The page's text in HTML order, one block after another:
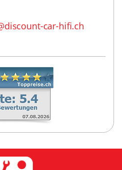
car-hifi.ch